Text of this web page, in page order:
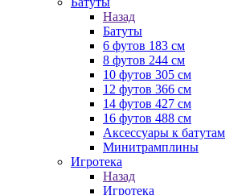
Назад
Батуты
6 футов 183 см
8 футов 244 см
10 футов 305 см
12 футов 366 см
14 футов 427 см
16 футов 488 см
Аксессуары к батутам
Минитрамплины
Игротека
Назад
Игротека